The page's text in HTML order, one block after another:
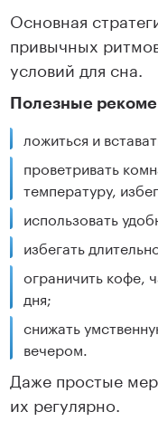
Основная
привычных
условий для сна.
Полезные
ложиться и
проветривать
температуру,
использовать
избегать
ограничить кофе,
дня;
снижать
вечером.
Даже простые
их регулярно.